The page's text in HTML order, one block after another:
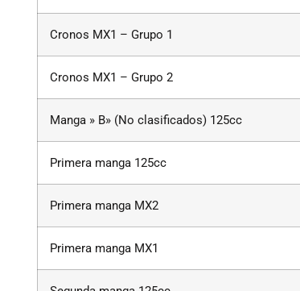
Cronos MX1 – Grupo 1
Cronos MX1 – Grupo 2
Manga » B» (No clasificados) 125cc
Primera manga 125cc
Primera manga MX2
Primera manga MX1